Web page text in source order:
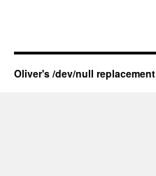
Oliver's /dev/null replacement